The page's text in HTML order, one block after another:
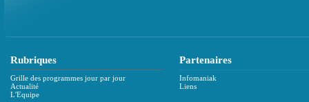
Rubriques
Grille des programmes jour par jour
Actualité
L'Equipe
Partenaires
Infomaniak
Liens